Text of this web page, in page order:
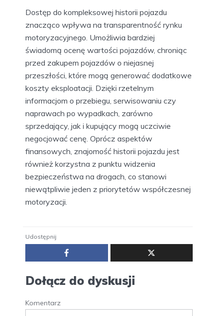
Dostęp do kompleksowej historii pojazdu
znacząco wpływa na transparentność rynku
motoryzacyjnego. Umożliwia bardziej
świadomą ocenę wartości pojazdów, chroniąc
przed zakupem pojazdów o niejasnej
przeszłości, które mogą generować dodatkowe
koszty eksploatacji. Dzięki rzetelnym
informacjom o przebiegu, serwisowaniu czy
naprawach po wypadkach, zarówno
sprzedający, jak i kupujący mogą uczciwie
negocjować cenę. Oprócz aspektów
finansowych, znajomość historii pojazdu jest
również korzystna z punktu widzenia
bezpieczeństwa na drogach, co stanowi
niewątpliwie jeden z priorytetów współczesnej
motoryzacji.
Udostępnij
Dołącz do dyskusji
Komentarz